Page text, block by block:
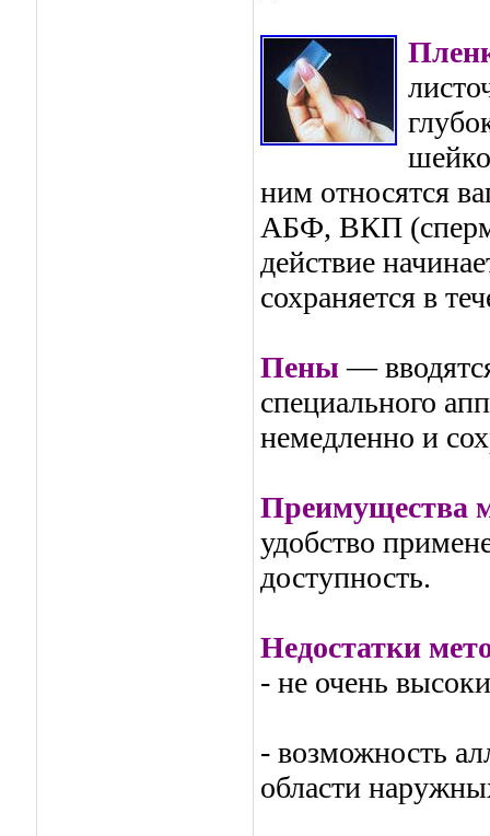
ним относятся
АБФ, ВКП
действие
сохраняется в
Пены—
специального
немедленно и
Преимущества
удобство
доступность.
Недостатки
- не очень
- возможность
области